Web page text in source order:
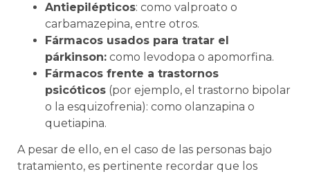
Antiepilépticos: como valproato o
carbamazepina, entre otros.
Fármacos usados para tratar el
párkinson: como levodopa o apomorfina.
Fármacos frente a trastornos
psicóticos (por ejemplo, el trastorno bipolar
o la esquizofrenia): como olanzapina o
quetiapina.
A pesar de ello, en el caso de las personas bajo
tratamiento, es pertinente recordar que los